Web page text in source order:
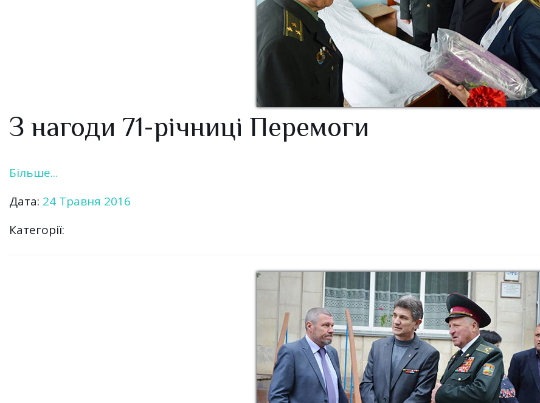
З нагоди 71-річниці Перемоги
Більше...
Дата: 24 Травня 2016
Категорії: